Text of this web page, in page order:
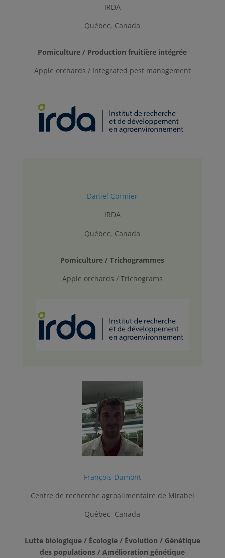
IRDA
Québec, Canada
Pomiculture / Production fruitière intégrée
Apple orchards / Integrated pest management
Daniel Cormier
IRDA
Québec, Canada
Pomiculture / Trichogrammes
Apple orchards / Trichograms
François Dumont
Centre de recherche agroalimentaire de Mirabel
Québec, Canada
Lutte biologique / Écologie / Évolution / Génétique
des populations / Amélioration génétique